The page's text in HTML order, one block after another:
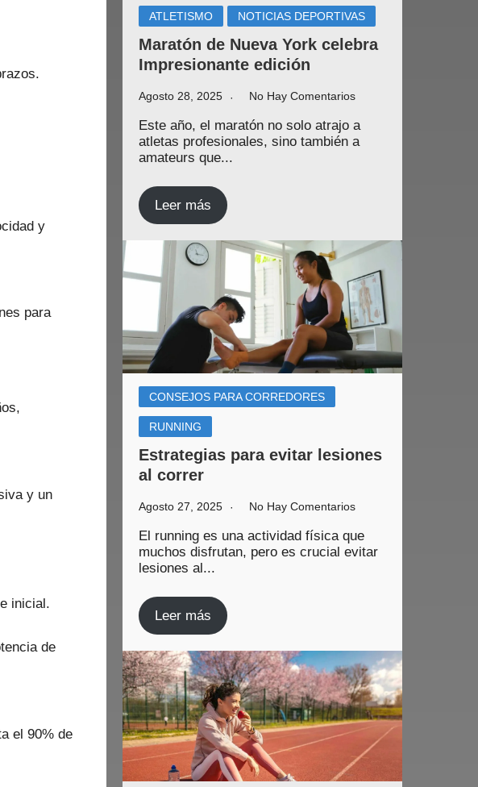
y
para
y un
inicial.
de
el 90% de
ATLETISMO NOTICIAS DEPORTIVAS
Maratón de Nueva York celebra
Impresionante edición
Agosto 28, 2025 No Hay Comentarios
Este año, el maratón no solo atrajo a
atletas profesionales, sino también a
amateurs que...
Leer más
CONSEJOS PARA CORREDORES
RUNNING
Estrategias para evitar lesiones
al correr
Agosto 27, 2025 No Hay Comentarios
El running es una actividad física que
muchos disfrutan, pero es crucial evitar
lesiones al...
Leer más